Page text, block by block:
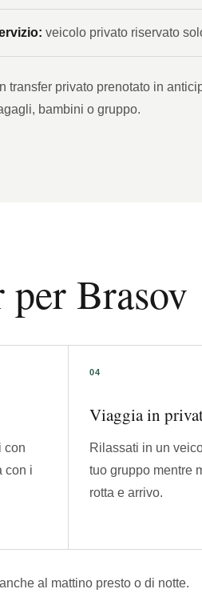
veicolo privato riservato
transfer privato prenotato in
bambini o gruppo.
Brasov
con
con i
Viaggia in
Rilassati in un
tuo gruppo mentre
rotta e arrivo.
al mattino presto o di notte.